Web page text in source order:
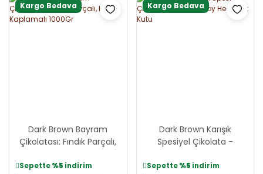
Kargo Bedava
Dark Brown Bayram
Çikolatası: Fındık Parçalı,
Sepette%5 indirim
Kargo Bedava
Dark Brown Karışık
Spesiyel Çikolata -
Sepette%5 indirim